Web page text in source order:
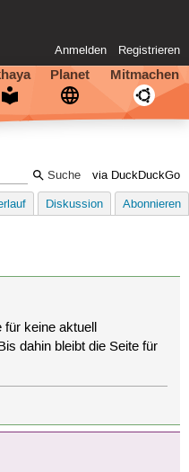
Anmelden Registrieren
Planet Mitmachen
via DuckDuckGo
Diskussion Abonnieren
für keine aktuell
dahin bleibt die Seite für